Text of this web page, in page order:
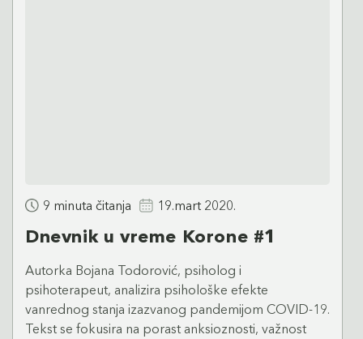
9 minuta čitanja 19.mart 2020.
Dnevnik u vreme Korone #1
Autorka Bojana Todorović, psiholog i
psihoterapeut, analizira psihološke efekte
vanrednog stanja izazvanog pandemijom COVID-19.
Tekst se fokusira na porast anksioznosti, važnost